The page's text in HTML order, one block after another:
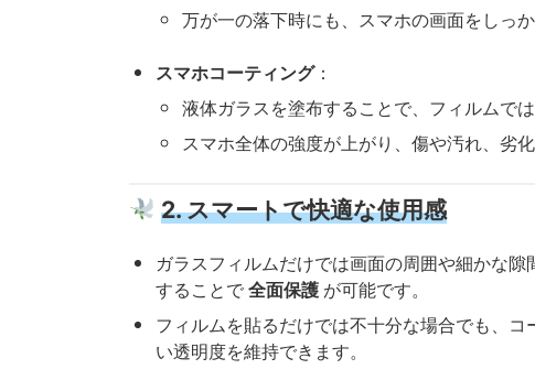
万が一の落下時にも、スマホの画面をしっか
スマホコーティング：
液体ガラスを塗布することで、フィルムで
スマホ全体の強度が上がり、傷や汚れ、劣化
2. スマートで快適な使用感
ガラスフィルムだけでは画面の周囲や細かな
することで全面保護 が可能です。
フィルムを貼るだけでは不十分な場合でも、
い透明度を維持できます。